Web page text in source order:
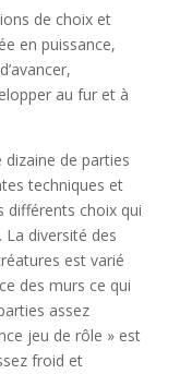
de choix et
en puissance,
au fur et à
dizaine de parties
techniques et
différents choix qui
La diversité des
est varié
des murs ce qui
assez
jeu de rôle » est
froid et